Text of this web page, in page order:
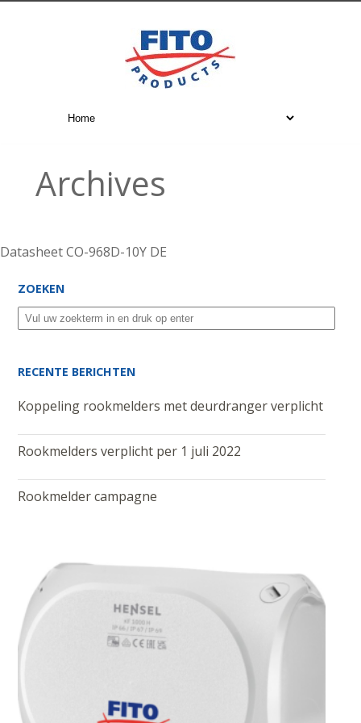
Archives
Datasheet CO-968D-10Y DE
ZOEKEN
RECENTE BERICHTEN
Koppeling rookmelders met deurdranger verplicht
Rookmelders verplicht per 1 juli 2022
Rookmelder campagne